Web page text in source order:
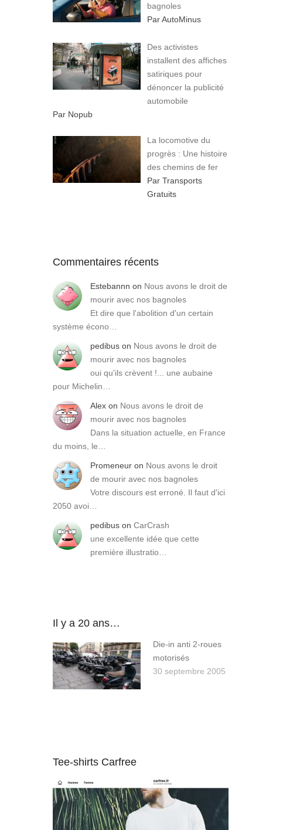
bagnoles
Par AutoMinus
Des activistes
installent des affiches
satiriques pour
dénoncer la publicité
automobile
Par Nopub
La locomotive du
progrès : Une histoire
des chemins de fer
Par Transports
Gratuits
Commentaires récents
Estebannn on Nous avons le droit de
mourir avec nos bagnoles
Et dire que l'abolition d'un certain
système écono…
pedibus on Nous avons le droit de
mourir avec nos bagnoles
oui qu'ils crèvent !... une aubaine
pour Michelin…
Alex on Nous avons le droit de
mourir avec nos bagnoles
Dans la situation actuelle, en France
du moins, le…
Promeneur on Nous avons le droit
de mourir avec nos bagnoles
Votre discours est erroné. Il faut d'ici
2050 avoi…
pedibus on CarCrash
une excellente idée que cette
première illustratio…
Il y a 20 ans…
Die-in anti 2-roues
motorisés
30 septembre 2005
Tee-shirts Carfree